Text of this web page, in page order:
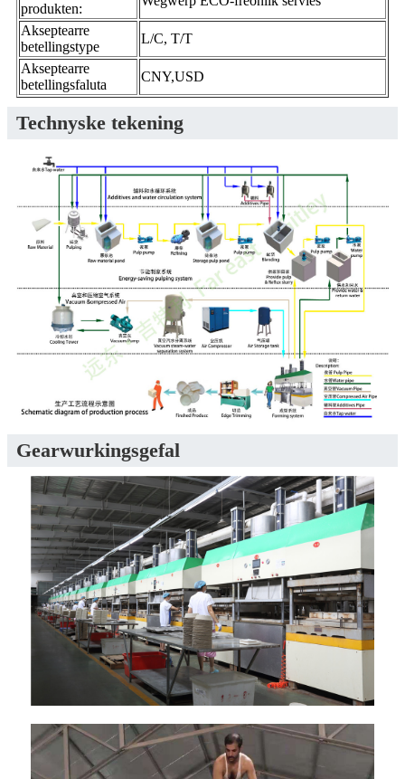
produkten:
Akseptearre
betellingstype
L/C, T/T
Akseptearre
betellingsfaluta
CNY,USD
Technyske tekening
Gearwurkingsgefal